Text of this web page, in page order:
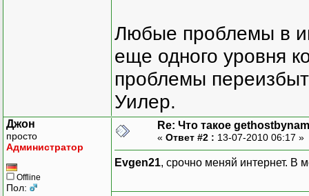
Любые проблемы в
еще одного уровня
проблемы
Уилер.
Джон
просто
Администратор
Offline
Пол:
Re: Что такое
« Ответ #2 : 13-07-2010 06:17 »
Evgen21, срочно меняй интернет. В